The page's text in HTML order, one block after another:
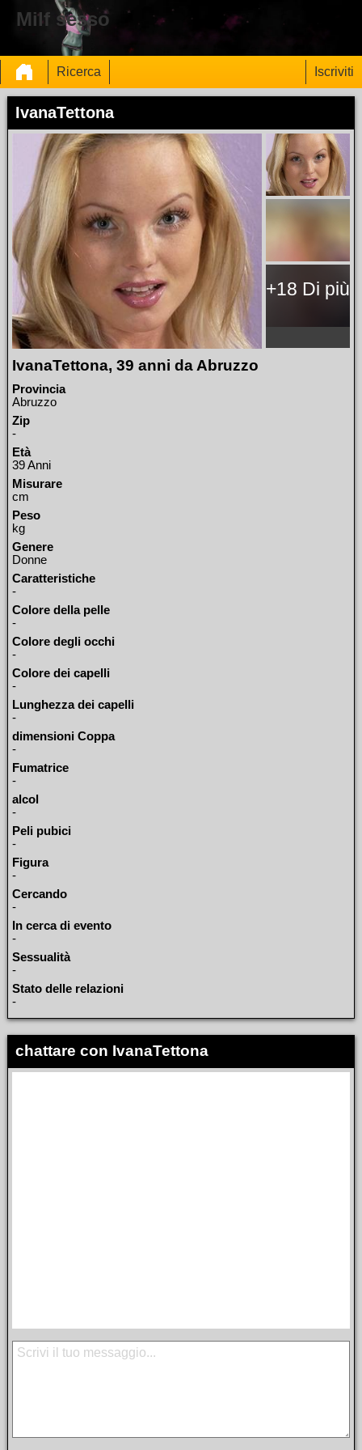
Milf sesso
Ricerca Iscriviti
IvanaTettona
+18 Di più
IvanaTettona, 39 anni da Abruzzo
Provincia
Abruzzo
Zip
-
Età
39 Anni
Misurare
cm
Peso
kg
Genere
Donne
Caratteristiche
-
Colore della pelle
-
Colore degli occhi
-
Colore dei capelli
-
Lunghezza dei capelli
-
dimensioni Coppa
-
Fumatrice
-
alcol
-
Peli pubici
-
Figura
-
Cercando
-
In cerca di evento
-
Sessualità
-
Stato delle relazioni
-
chattare con IvanaTettona